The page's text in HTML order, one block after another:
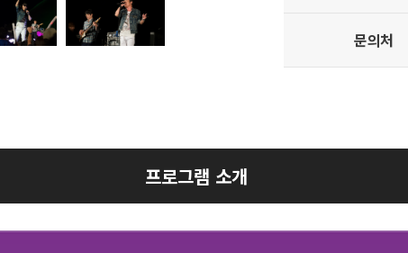
문의처
프로그램 소개